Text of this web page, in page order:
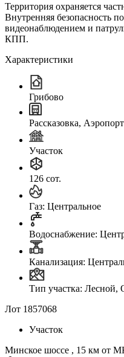
Территория охраняется
Внутренняя безопасность
видеонаблюдением и
КПП.
Характеристики
Грибово
Рассказовка,
Участок
126 сот.
Газ: Центральное
Водоснабжение:
Канализация:
Тип участка: Лесной,
Лот 1857068
Участок
Минское шоссе , 15 км от